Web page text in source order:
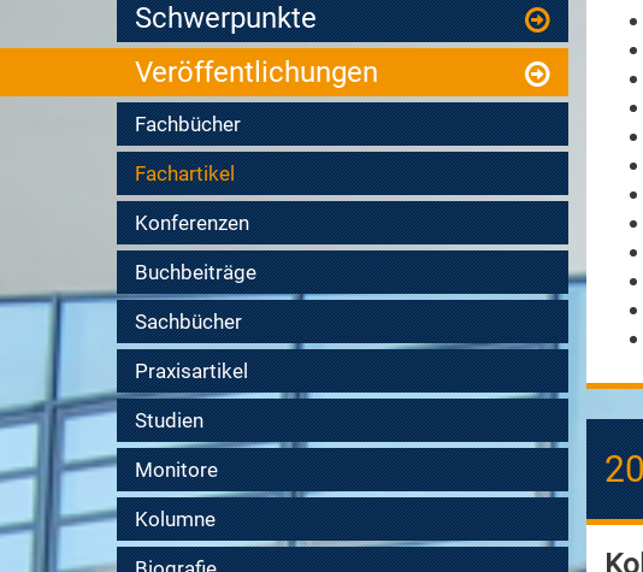
Schwerpunkte
Veröffentlichungen
Fachbücher
Fachartikel
Konferenzen
Buchbeiträge
Sachbücher
Praxisartikel
Studien
Monitore
Kolumne